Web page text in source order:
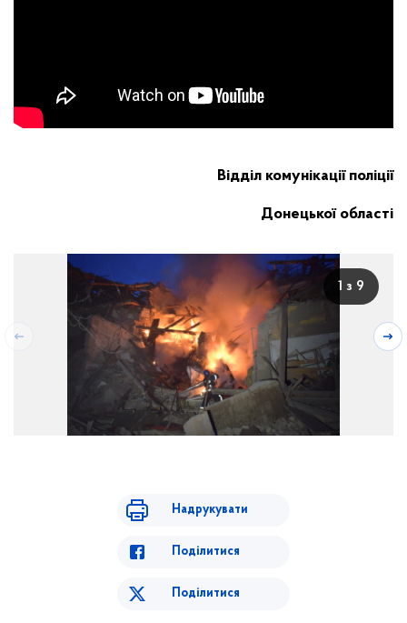
Відділ комунікації поліції
Донецької області
1 з 9
Надрукувати
Поділитися
Поділитися